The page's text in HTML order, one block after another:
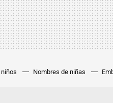
Nombres de niñas